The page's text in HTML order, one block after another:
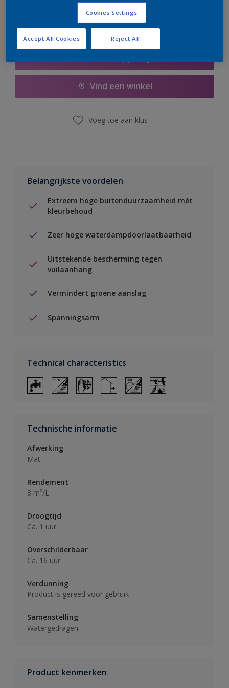
Vind een winkel
Voeg toe aan klus
Belangrijkste voordelen
Extreem hoge buitenduurzaamheid mét
kleurbehoud
Zeer hoge waterdampdoorlaatbaarheid
Uitstekende bescherming tegen
vuilaanhang
Vermindert groene aanslag
Spanningsarm
Technical characteristics
Technische informatie
Afwerking
Mat
Rendement
8 m²/L
Droogtijd
Ca. 1 uur
Overschilderbaar
Ca. 16 uur
Verdunning
Product is gereed voor gebruik
Samenstelling
Watergedragen
Product kenmerken
Cookies Settings
Reject All
Accept All Cookies